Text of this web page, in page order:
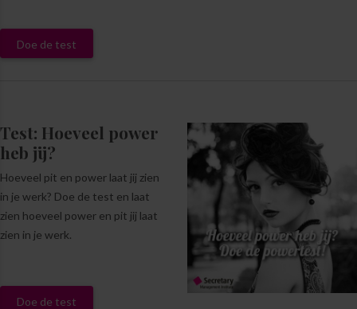
Doe de test
Test: Hoeveel power
heb jij?
Hoeveel pit en power laat jij zien
in je werk? Doe de test en laat
zien hoeveel power en pit jij laat
zien in je werk.
Doe de test